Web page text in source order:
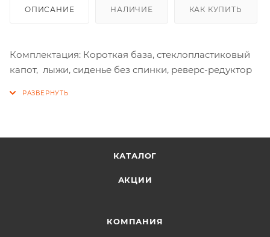
ОПИСАНИЕ НАЛИЧИЕ КАК КУПИТЬ
Комплектация: Короткая база, стеклопластиковый
капот, лыжи, сиденье без спинки, реверс-редуктор
КАТАЛОГ
АКЦИИ
КОМПАНИЯ